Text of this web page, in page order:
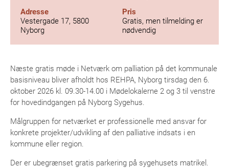
Næste gratis møde i Netværk om palliation på det kommunale
basisniveau bliver afholdt hos REHPA, Nyborg tirsdag den 6.
oktober 2026 kl. 09.30-14.00 i Mødelokalerne 2 og 3 til venstre
for hovedindgangen på Nyborg Sygehus.
Målgruppen for netværket er professionelle med ansvar for
konkrete projekter/udvikling af den palliative indsats i en
kommune eller region.
Der er ubegrænset gratis parkering på sygehusets matrikel.
Adresse
Vestergade 17, 5800
Nyborg
Pris
Gratis, men tilmelding er
nødvendig